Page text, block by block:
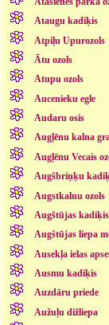
Ataugu kadiķis
Atpiļu Upurozols
Ātu ozols
Atupu ozols
Aucenieku egle
Audaru osis
Augļēnu kalna
Augļēnu Vecais
Augšbriņķu
Augstkalnu ozols
Augštūjas kadiķis
Augštūjas liepa
Ausekļa ielas
Ausmu kadiķis
Auzdāru priede
Aužuļu dižliepa